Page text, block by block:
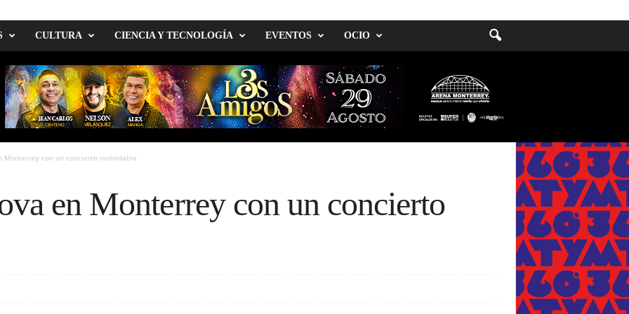
CULTURA CIENCIA Y TECNOLOGÍA EVENTOS OCIO
Monterrey con un concierto inolvidable
en Monterrey con un concierto